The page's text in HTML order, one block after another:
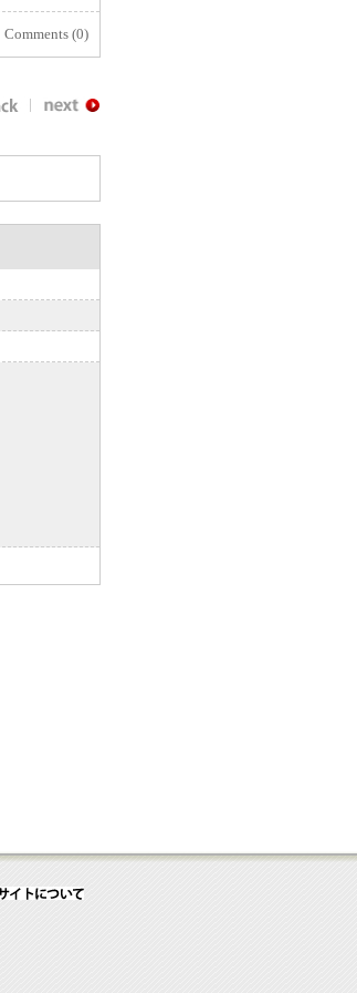
Comments (0)